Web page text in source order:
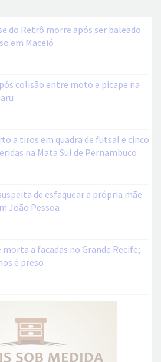
do Retrô morre após ser baleado
em Maceió
colisão entre moto e picape na
a tiros em quadra de futsal e cinco
na Mata Sul de Pernambuco
de esfaquear a própria mãe
João Pessoa
a facadas no Grande Recife;
é preso